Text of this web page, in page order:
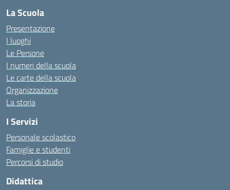
La Scuola
Presentazione
I luoghi
Le Persone
I numeri della scuola
Le carte della scuola
Organizzazione
La storia
I Servizi
Personale scolastico
Famiglie e studenti
Percorsi di studio
Didattica